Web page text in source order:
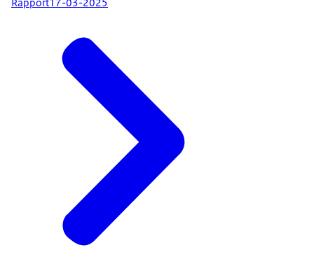
Rapport17-03-2025